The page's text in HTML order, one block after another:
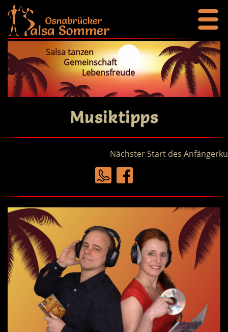
Salsa tanzen
Gemeinschaft
Lebensfreude
Musiktipps
Nächster Start des